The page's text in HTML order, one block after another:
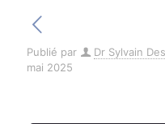
Publié par Dr Sylvain
mai 2025